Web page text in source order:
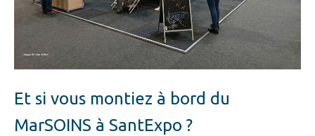
Et si vous montiez à bord du
MarSOINS à SantExpo ?